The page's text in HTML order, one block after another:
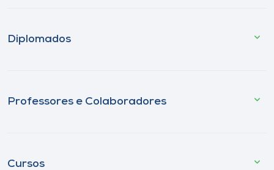
Diplomados
Professores e Colaboradores
Cursos